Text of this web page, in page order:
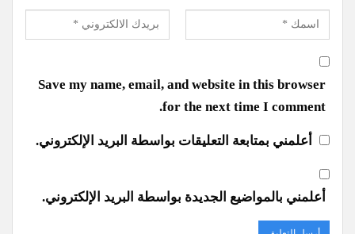
Save my name, email, and website in this browser
for the next time I comment.
أعلمني بمتابعة التعليقات بواسطة البريد الإلكتروني.
أعلمني بالمواضيع الجديدة بواسطة البريد الإلكتروني.